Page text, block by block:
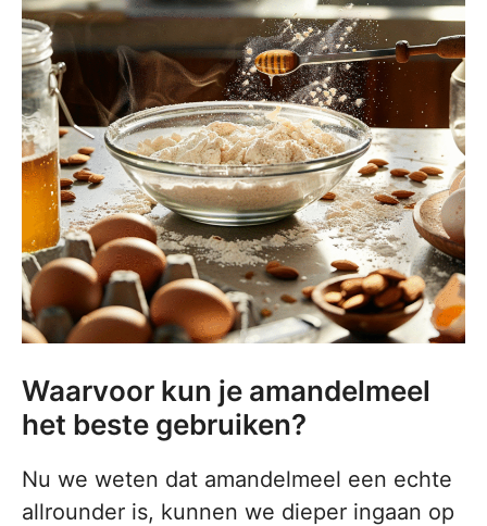
Waarvoor kun je amandelmeel
het beste gebruiken?
Nu we weten dat amandelmeel een echte
allrounder is, kunnen we dieper ingaan op